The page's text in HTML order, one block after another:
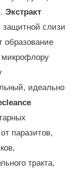
Экстракт
слизи
образование
идеально
паразитов,
тракта,